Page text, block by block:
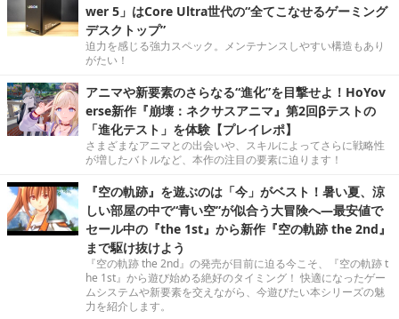
wer 5」はCore Ultra世代の“全てこなせるゲーミング
デスクトップ”
迫力を感じる強力スペック。メンテナンスしやすい構造もあり
がたい！
アニマや新要素のさらなる“進化”を目撃せよ！HoYov
erse新作『崩壊：ネクサスアニマ』第2回βテストの
「進化テスト」を体験【プレイレポ】
さまざまなアニマとの出会いや、スキルによってさらに戦略性
が増したバトルなど、本作の注目の要素に迫ります！
『空の軌跡』を遊ぶのは「今」がベスト！暑い夏、涼
しい部屋の中で“青い空”が似合う大冒険へ―最安値で
セール中の『the 1st』から新作『空の軌跡 the 2nd』
まで駆け抜けよう
『空の軌跡 the 2nd』の発売が目前に迫る今こそ、『空の軌跡 t
he 1st』から遊び始める絶好のタイミング！ 快適になったゲー
ムシステムや新要素を交えながら、今遊びたい本シリーズの魅
力を紹介します。